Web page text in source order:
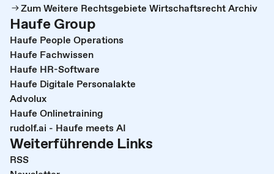
Zum Weitere Rechtsgebiete Wirtschaftsrecht Archiv
Haufe Group
Haufe People Operations
Haufe Fachwissen
Haufe HR-Software
Haufe Digitale Personalakte
Advolux
Haufe Onlinetraining
rudolf.ai - Haufe meets AI
Weiterführende Links
RSS